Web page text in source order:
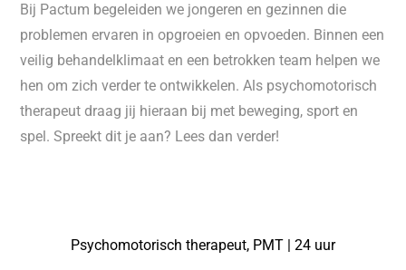
Bij Pactum begeleiden we jongeren en gezinnen die
problemen ervaren in opgroeien en opvoeden. Binnen een
veilig behandelklimaat en een betrokken team helpen we
hen om zich verder te ontwikkelen. Als psychomotorisch
therapeut draag jij hieraan bij met beweging, sport en
spel. Spreekt dit je aan? Lees dan verder!
Psychomotorisch therapeut, PMT | 24 uur